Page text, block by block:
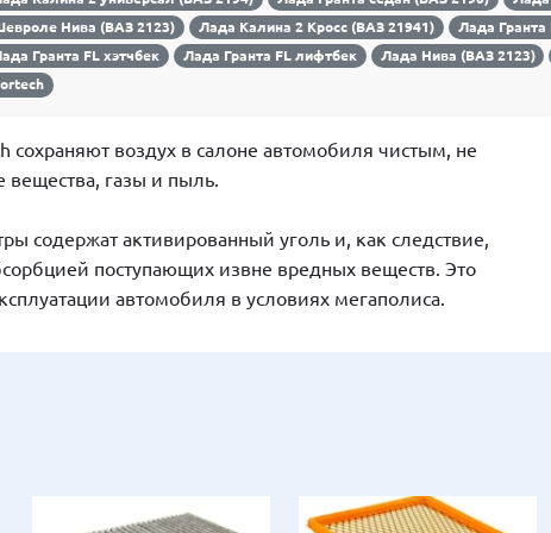
Нива (ВАЗ 2123)
Лада Калина 2 Кросс (ВАЗ 21941) Лада Гранта
Гранта FL хэтчбек
Лада Гранта FL лифтбек Лада Нива (ВАЗ 2123)
сохраняют воздух в салоне автомобиля чистым, не
вещества, газы и пыль.
содержат активированный уголь и, как следствие,
поступающих извне вредных веществ. Это
автомобиля в условиях мегаполиса.